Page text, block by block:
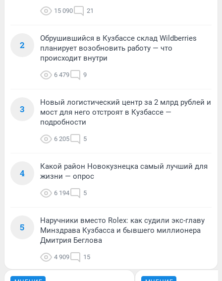
15 090 21
2
Обрушившийся в Кузбассе склад Wildberries
планирует возобновить работу — что
происходит внутри
6 479 9
3
Новый логистический центр за 2 млрд рублей и
мост для него отстроят в Кузбассе —
подробности
6 205 5
4
Какой район Новокузнецка самый лучший для
жизни — опрос
6 194 5
5
Наручники вместо Rolex: как судили экс-главу
Минздрава Кузбасса и бывшего миллионера
Дмитрия Беглова
4 909 15